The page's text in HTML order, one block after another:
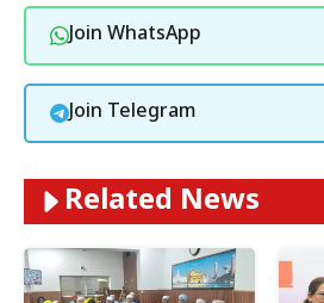
Join WhatsApp
Join Telegram
Related News